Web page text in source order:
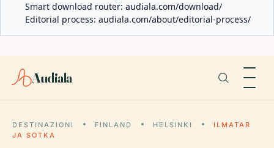
Smart download router: audiala.com/download/
Editorial process: audiala.com/about/editorial-process/
Audiala
DESTINAZIONI FINLAND HELSINKI
ILMATAR
JA SOTKA